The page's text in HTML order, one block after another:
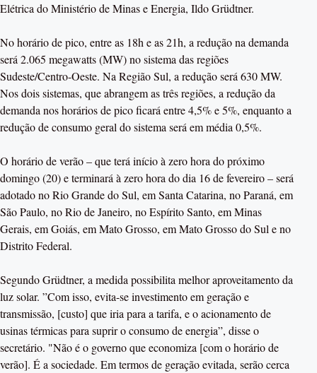
Elétrica do Ministério de Minas e Energia, Ildo Grüdtner.
No horário de pico, entre as 18h e as 21h, a redução na demanda
será 2.065 megawatts (MW) no sistema das regiões
Sudeste/Centro-Oeste. Na Região Sul, a redução será 630 MW.
Nos dois sistemas, que abrangem as três regiões, a redução da
demanda nos horários de pico ficará entre 4,5% e 5%, enquanto a
redução de consumo geral do sistema será em média 0,5%.
O horário de verão – que terá início à zero hora do próximo
domingo (20) e terminará à zero hora do dia 16 de fevereiro – será
adotado no Rio Grande do Sul, em Santa Catarina, no Paraná, em
São Paulo, no Rio de Janeiro, no Espírito Santo, em Minas
Gerais, em Goiás, em Mato Grosso, em Mato Grosso do Sul e no
Distrito Federal.
Segundo Grüdtner, a medida possibilita melhor aproveitamento da
luz solar. ”Com isso, evita-se investimento em geração e
transmissão, [custo] que iria para a tarifa, e o acionamento de
usinas térmicas para suprir o consumo de energia”, disse o
secretário. "Não é o governo que economiza [com o horário de
verão]. É a sociedade. Em termos de geração evitada, serão cerca